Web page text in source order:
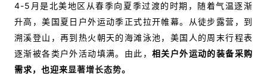
4-5月是北美地区从春季向夏季过渡的时期，随着气温逐渐
升高，美国夏日户外运动季正式拉开帷幕。从徒步露营，到
溯溪登山，再到热火朝天的海滩泳池，美国人的周末行程表
逐渐被各类户外活动填满。 由此，相关户外运动的装备采购
需求，也迎来显著增长态势。